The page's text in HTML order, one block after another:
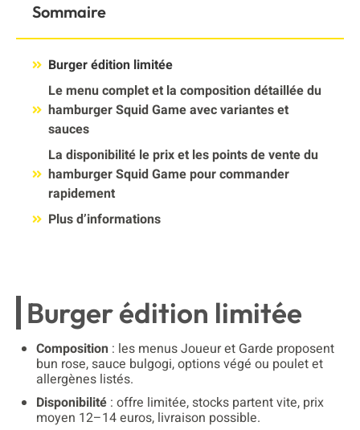
Sommaire
Burger édition limitée
Le menu complet et la composition détaillée du
hamburger Squid Game avec variantes et
sauces
La disponibilité le prix et les points de vente du
hamburger Squid Game pour commander
rapidement
Plus d’informations
Burger édition limitée
Composition : les menus Joueur et Garde proposent
bun rose, sauce bulgogi, options végé ou poulet et
allergènes listés.
Disponibilité : offre limitée, stocks partent vite, prix
moyen 12–14 euros, livraison possible.